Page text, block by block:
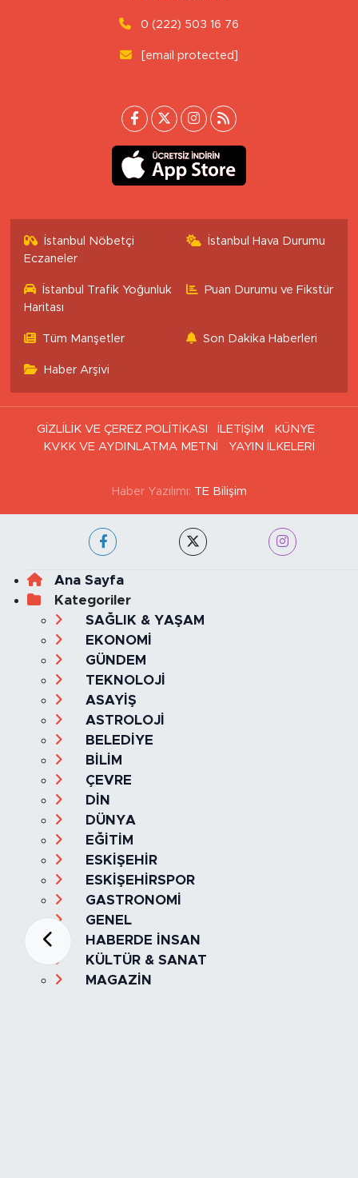
0 (222) 503 16 76
[email protected]
İstanbul Nöbetçi
Eczaneler
İstanbul Hava Durumu
İstanbul Trafik Yoğunluk
Haritası
Puan Durumu ve Fikstür
Tüm Manşetler Son Dakika Haberleri
Haber Arşivi
GİZLİLİK VE ÇEREZ POLİTİKASI İLETİŞİM
KÜNYE
KVKK VE AYDINLATMA METNİ
YAYIN İLKELERİ
Haber Yazılımı: TE Bilişim
Ana Sayfa
Kategoriler
SAĞLIK & YAŞAM
EKONOMİ
GÜNDEM
TEKNOLOJİ
ASAYİŞ
ASTROLOJİ
BELEDİYE
BİLİM
ÇEVRE
DİN
DÜNYA
EĞİTİM
ESKİŞEHİR
ESKİŞEHİRSPOR
GASTRONOMİ
GENEL
HABERDE İNSAN
KÜLTÜR & SANAT
MAGAZİN